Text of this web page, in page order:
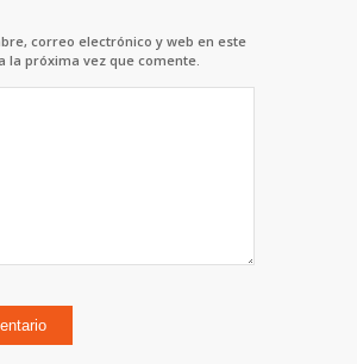
correo electrónico y web en este
la próxima vez que comente.